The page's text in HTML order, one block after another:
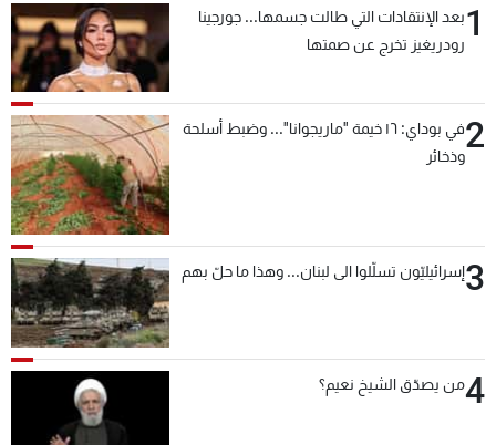
1بعد الإنتقادات التي طالت جسمها... جورجينا
رودريغيز تخرج عن صمتها
2
في بوداي: ١٦ خيمة "ماريجوانا"... وضبط أسلحة
وذخائر
3إسرائيليّون تسلّلوا الى لبنان... وهذا ما حلّ بهم
4من يصدّق الشيخ نعيم؟